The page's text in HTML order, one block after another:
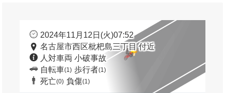
2024年11月12日(火)07:52
名古屋市西区枇杷島三丁目 付近
人対車両 小破事故
自転車(1) 歩行者(1)
死亡(0) 負傷(1)